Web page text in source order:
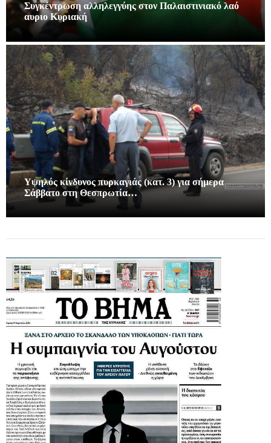
Συγκέντρωση αλληλεγγύης στον Παλαιστινιακό λαό
αυριο Κυριακή
Υψηλός κίνδυνος πυρκαγιάς (κατ. 3) για σήμερα
Σάββατο στη Θεσπρωτία…